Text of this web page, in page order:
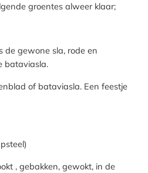
groentes alweer klaar;
de gewone sla, rode en
bataviasla.
of bataviasla. Een feestje
, gebakken, gewokt, in de